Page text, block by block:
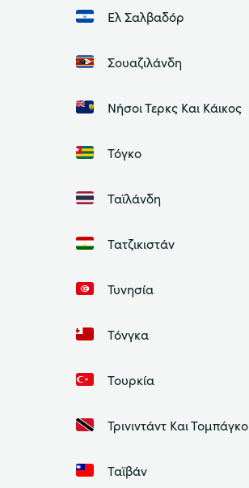
Ελ Σαλβαδόρ
Σουαζιλάνδη
Νήσοι Τερκς Και Κάικος
Τόγκο
Ταϊλάνδη
Τατζικιστάν
Τυνησία
Τόνγκα
Τουρκία
Τρινιντάντ Και Τομπάγκο
Ταϊβάν